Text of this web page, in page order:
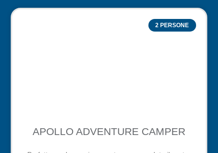
2 PERSONE
APOLLO ADVENTURE CAMPER